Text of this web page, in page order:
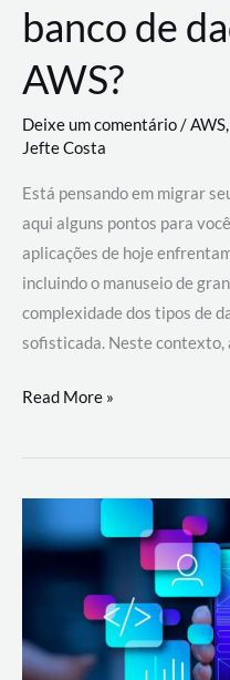
banco de
AWS?
Deixe um comentário/AWS,
Jefte Costa
Está pensando em migrar
aqui alguns pontos para
aplicações de hoje
incluindo o manuseio de
complexidade dos tipos de
sofisticada. Neste contexto,
Por
migrar
de
a
AWS?
Read More »